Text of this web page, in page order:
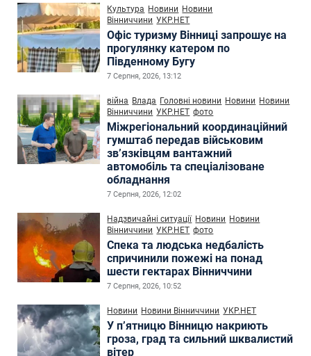
Культура Новини Новини
Вінниччини УКР.НЕТ
Офіс туризму Вінниці запрошує на
прогулянку катером по
Південному Бугу
7 Серпня, 2026, 13:12
війна Влада Головні новини Новини Новини
Вінниччини УКР.НЕТ фото
Міжрегіональний координаційний
гумштаб передав військовим
зв’язківцям вантажний
автомобіль та спеціалізоване
обладнання
7 Серпня, 2026, 12:02
Надзвичайні ситуації Новини Новини
Вінниччини УКР.НЕТ фото
Спека та людська недбалість
спричинили пожежі на понад
шести гектарах Вінниччини
7 Серпня, 2026, 10:52
Новини Новини Вінниччини УКР.НЕТ
У п’ятницю Вінницю накриють
гроза, град та сильний шквалистий
вітер